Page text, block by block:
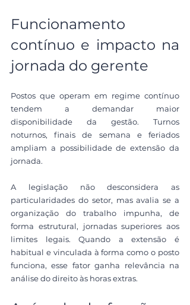
Funcionamento
contínuo e impacto na
jornada do gerente
Postos que operam em regime contínuo
tendem a demandar maior
disponibilidade da gestão. Turnos
noturnos, finais de semana e feriados
ampliam a possibilidade de extensão da
jornada.
A legislação não desconsidera as
particularidades do setor, mas avalia se a
organização do trabalho impunha, de
forma estrutural, jornadas superiores aos
limites legais. Quando a extensão é
habitual e vinculada à forma como o posto
funciona, esse fator ganha relevância na
análise do direito às horas extras.